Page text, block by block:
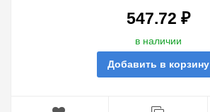
547.72 ₽
в наличии
Добавить в корзину